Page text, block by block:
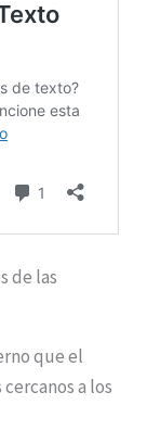
de las
que el
a los